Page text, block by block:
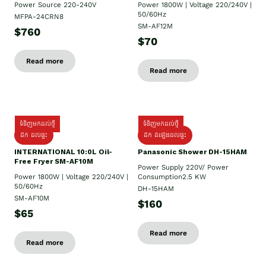
Power Source 220-240V
MFPA-24CRN8
$760
Read more
Power 1800W | Voltage 220/240V |
50/60Hz
SM-AF12M
$70
Read more
ទំនិញមកដល់ថ្មី
ដឹក ដល់ផ្ទះ
INTERNATIONAL 10:0L Oil-
Free Fryer SM-AF10M
Power 1800W | Voltage 220/240V |
50/60Hz
SM-AF10M
$65
Read more
ទំនិញមកដល់ថ្មី
ដឹក ដំឡើងដល់ផ្ទះ
Panasonic Shower DH-15HAM
Power Supply​ 220V/ Power
Consumption2.5 KW
DH-15HAM
$160
Read more